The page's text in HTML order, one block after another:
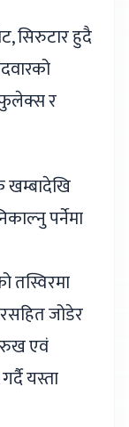
सिरुटार हुदै
फुलेक्स र
खम्बादेखि
पर्नेमा
तस्विरमा
जोडेर
रुख एवं
यस्ता